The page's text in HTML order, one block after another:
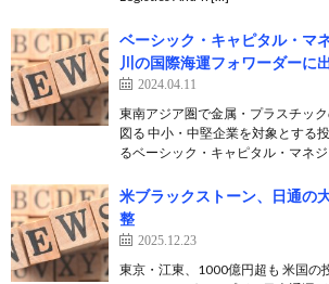
ベーシック・キャピタル・マ
川の国際海運フォワーダーに
2024.04.11
東南アジア圏で金属・プラスチッ
図る 中小・中堅企業を対象とする
るベーシック・キャピタル・マネ
米ブラックストーン、日通の
整
2025.12.23
東京・江東、1000億円超も 米国の